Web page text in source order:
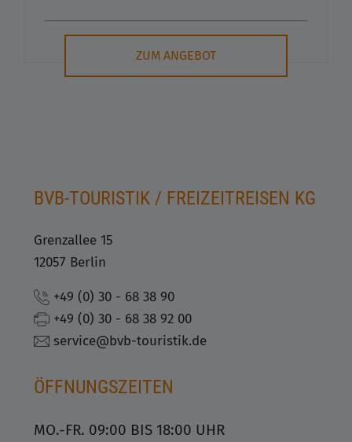
ZUM ANGEBOT
BVB-TOURISTIK / FREIZEITREISEN KG
Grenzallee 15
12057 Berlin
+49 (0) 30 - 68 38 90
+49 (0) 30 - 68 38 92 00
service@bvb-touristik.de
ÖFFNUNGSZEITEN
MO.-FR. 09:00 BIS 18:00 UHR